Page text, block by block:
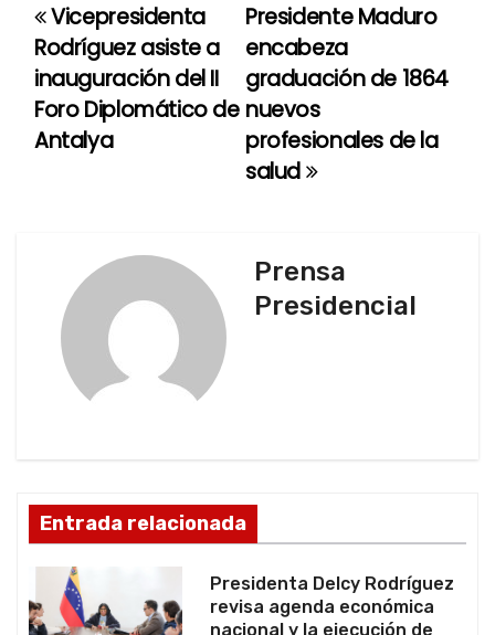
N
a
v
e
Presidente Maduro
encabeza
graduación de 1864
nuevos
profesionales de la
salud
Vicepresidenta
Rodríguez asiste a
inauguración del II
Foro Diplomático de
Antalya
Prensa
Presidencial
Entrada relacionada
Presidenta Delcy Rodríguez
revisa agenda económica
nacional y la ejecución de